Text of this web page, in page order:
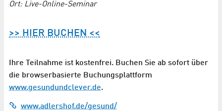
Ort: Live-Online-Seminar
>> HIER BUCHEN <<
Ihre Teilnahme ist kostenfrei. Buchen Sie ab sofort über
die browserbasierte Buchungsplattform
www.gesundundclever.de.
www.adlershof.de/gesund/